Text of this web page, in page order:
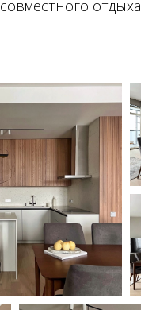
совместного отдыха